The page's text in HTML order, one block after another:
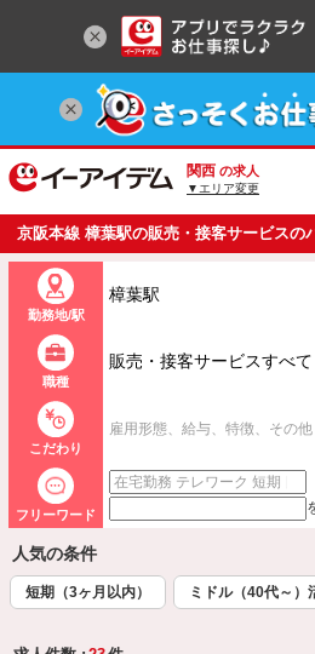
関西 の求人
▼エリア変更
京阪本線 樟葉駅の販売・接客サービスの
の求人情報一
勤務地/駅
樟葉駅
職種
販売・接客サービスすべて
こだわり
雇用形態、給与、特徴、その他
フリーワード
人気の条件
短期（3ヶ月以内） ミドル（40代～）